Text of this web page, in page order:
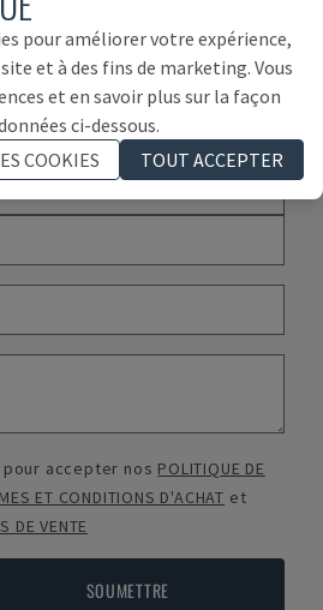
accepter nos POLITIQUE DE
ET CONDITIONS D'ACHAT et
DE VENTE
SOUMETTRE
pour améliorer votre expérience,
et à des fins de marketing. Vous
et en savoir plus sur la façon
ci-dessous.
COOKIES
TOUT ACCEPTER